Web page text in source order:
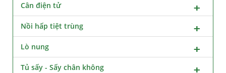
Cân điện tử
Nồi hấp tiệt trùng
Lò nung
Tủ sấy - Sấy chân không